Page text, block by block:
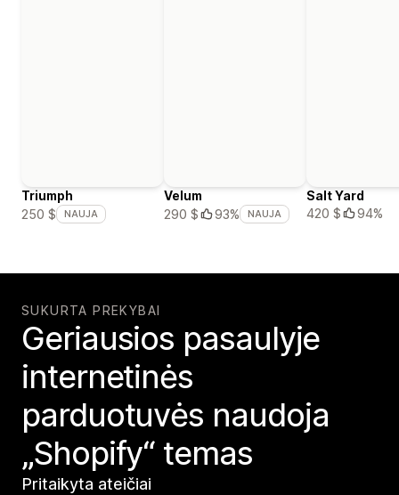
Triumph
250 $
NAUJA
Velum
290 $
93% NAUJA
Salt Yard
420 $
94%
SUKURTA PREKYBAI
Geriausios pasaulyje
internetinės
parduotuvės naudoja
„Shopify“ temas
Pritaikyta ateičiai